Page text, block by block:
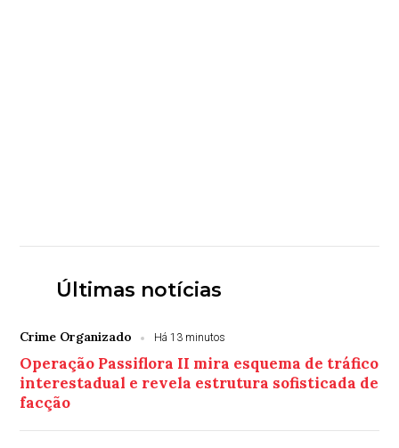
Últimas notícias
Crime Organizado Há 13 minutos
Operação Passiflora II mira esquema de tráfico
interestadual e revela estrutura sofisticada de
facção